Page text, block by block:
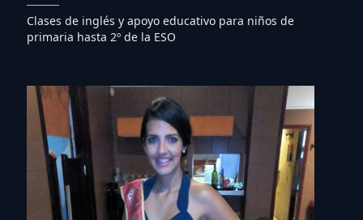
Clases de inglés y apoyo educativo para niños de
primaria hasta 2º de la ESO